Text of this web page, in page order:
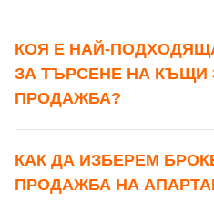
КОЯ Е НАЙ-
ЗА ТЪРСЕНЕ НА КЪЩИ
ПРОДАЖБА?
КАК ДА ИЗБЕРЕМ
ПРОДАЖБА НА